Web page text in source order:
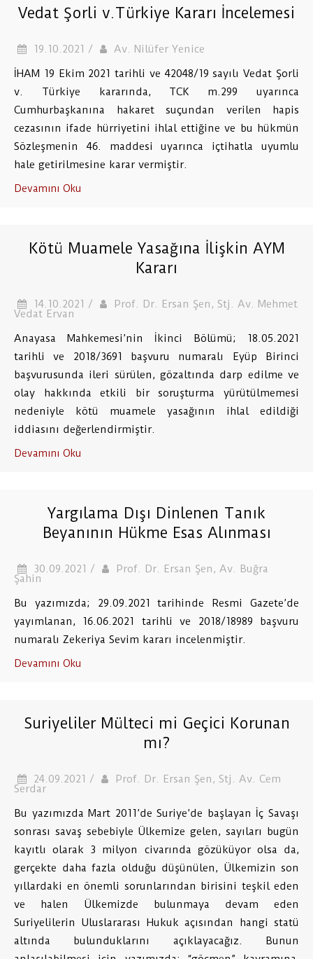
Vedat Şorli v.Türkiye Kararı İncelemesi
19.10.2021 /
Av. Nilüfer Yenice
İHAM 19 Ekim 2021 tarihli ve 42048/19 sayılı Vedat Şorli
v. Türkiye kararında, TCK m.299 uyarınca
Cumhurbaşkanına hakaret suçundan verilen hapis
cezasının ifade hürriyetini ihlal ettiğine ve bu hükmün
Sözleşmenin 46. maddesi uyarınca içtihatla uyumlu
hale getirilmesine karar vermiştir.
Devamını Oku
Kötü Muamele Yasağına İlişkin AYM
Kararı
14.10.2021 / Prof. Dr. Ersan Şen, Stj. Av. Mehmet
Vedat Ervan
Anayasa Mahkemesi’nin İkinci Bölümü; 18.05.2021
tarihli ve 2018/3691 başvuru numaralı Eyüp Birinci
başvurusunda ileri sürülen, gözaltında darp edilme ve
olay hakkında etkili bir soruşturma yürütülmemesi
nedeniyle kötü muamele yasağının ihlal edildiği
iddiasını değerlendirmiştir.
Devamını Oku
Yargılama Dışı Dinlenen Tanık
Beyanının Hükme Esas Alınması
30.09.2021 / Prof. Dr. Ersan Şen, Av. Buğra
Şahin
Bu yazımızda; 29.09.2021 tarihinde Resmi Gazete’de
yayımlanan, 16.06.2021 tarihli ve 2018/18989 başvuru
numaralı Zekeriya Sevim kararı incelenmiştir.
Devamını Oku
Suriyeliler Mülteci mi Geçici Korunan
mı?
24.09.2021 / Prof. Dr. Ersan Şen, Stj. Av. Cem
Serdar
Bu yazımızda Mart 2011’de Suriye’de başlayan İç Savaşı
sonrası savaş sebebiyle Ülkemize gelen, sayıları bugün
kayıtlı olarak 3 milyon civarında gözüküyor olsa da,
gerçekte daha fazla olduğu düşünülen, Ülkemizin son
yıllardaki en önemli sorunlarından birisini teşkil eden
ve halen Ülkemizde bulunmaya devam eden
Suriyelilerin Uluslararası Hukuk açısından hangi statü
altında bulunduklarını açıklayacağız. Bunun